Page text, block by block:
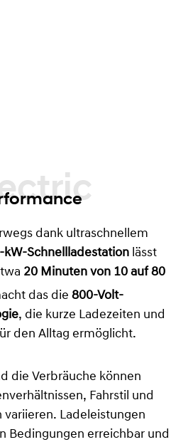
dank ultraschnellem
kW-Schnellladestation lässt
20 Minuten von 10 auf 80
das die 800-Volt-
, die kurze Ladezeiten und
den Alltag ermöglicht.
die Verbräuche können
Fahrstil und
Ladeleistungen
Bedingungen erreichbar und